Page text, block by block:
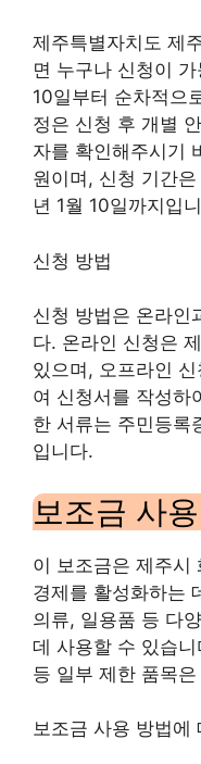
제주특별자치도 제
면 누구나 신청이
10일부터 순차적으
정은 신청 후 개별
자를 확인해주시기
원이며, 신청 기간
년 1월 10일까지입
신청 방법
신청 방법은 온라인
다. 온라인 신청은
있으며, 오프라인
여 신청서를 작성하
한 서류는 주민등록
입니다.
보조금 사
이 보조금은 제주시
경제를 활성화하는
의류, 일용품 등 다
데 사용할 수 있습
등 일부 제한 품목
보조금 사용 방법에